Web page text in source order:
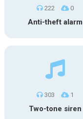
222 0
Anti-theft alarm
303 1
Two-tone siren